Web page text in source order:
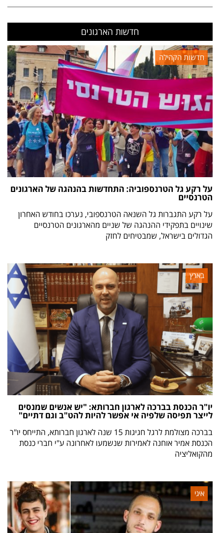
חדשות הארגונים
חדשות הקהילה
על רקע גל הטרנספוביה: התחדשות בהנהגה של הארגונים
הטרנסיים
על רקע התגברות גל השנאה הטרנספובי, נערכו בחודש האחרון
שינויים בתפקידי ההנהגה של שניים מהארגונים הטרנסיים
הגדולים בישראל, שמבטיחים לחזק
בארץ
יו"ר הכנסת בברכה לארגון חברותא: "יש אנשים שמנסים
לייצר תפיסה שלפיה אי אפשר להיות להט"ב וגם דתיים"
בברכה מצולמת לרגל חגיגות 15 שנה לארגון חברותא, התייחס יו"ר
הכנסת אמיר אוחנה לאמירות שנשמעו לאחרונה ע"י חברי כנסת
מהקואליציה
איגי